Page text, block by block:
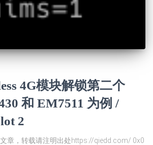
4G模块解锁第二个
和 EM7511 为例 /
2
章，转载请注明出处https://qiedd.com/ 0x0